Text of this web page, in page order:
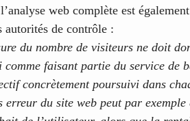
web complète est
autorités de contrôle :
du nombre de visiteurs ne doit
comme faisant partie du service de
concrètement poursuivi dans
du site web peut par exemple